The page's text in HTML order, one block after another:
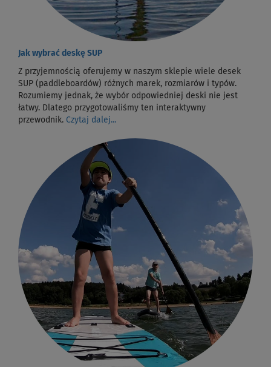
Jak wybrać deskę SUP
Z przyjemnością oferujemy w naszym sklepie wiele desek
SUP (paddleboardów) różnych marek, rozmiarów i typów.
Rozumiemy jednak, że wybór odpowiedniej deski nie jest
łatwy. Dlatego przygotowaliśmy ten interaktywny
przewodnik. Czytaj dalej...